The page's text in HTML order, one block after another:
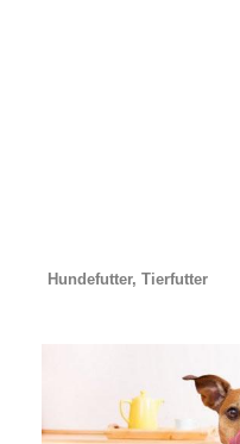
Hundefutter, Tierfutter